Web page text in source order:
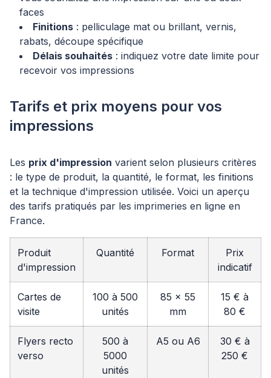
faces
Finitions : pelliculage mat ou brillant, vernis,
rabats, découpe spécifique
Délais souhaités : indiquez votre date limite pour
recevoir vos impressions
Tarifs et prix moyens pour vos
impressions
Les prix d'impression varient selon plusieurs critères
: le type de produit, la quantité, le format, les finitions
et la technique d'impression utilisée. Voici un aperçu
des tarifs pratiqués par les imprimeries en ligne en
France.
Produit
d'impression
Quantité Format
Prix
indicatif
Cartes de
visite
100 à 500
unités
85 x 55
mm
15 € à
80 €
Flyers recto
verso
500 à
5000
unités
A5 ou A6
30 € à
250 €